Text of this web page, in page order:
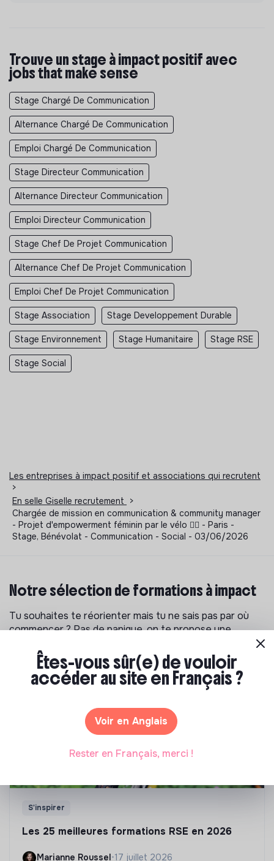
Trouve un stage à impact positif avec
jobs that make sense
Stage Chargé De Communication
Alternance Chargé De Communication
Emploi Chargé De Communication
Stage Directeur Communication
Alternance Directeur Communication
Emploi Directeur Communication
Stage Chef De Projet Communication
Alternance Chef De Projet Communication
Emploi Chef De Projet Communication
Stage Association Stage Developpement Durable
Stage Environnement Stage Humanitaire Stage RSE
Stage Social
Les entreprises à impact positif et associations qui recrutent
>
En selle Giselle recrutement
>
Chargée de mission en communication & community manager
- Projet d'empowerment féminin par le vélo 🚵‍♀️ - Paris -
Stage, Bénévolat - Communication - Social - 03/06/2026
Notre sélection de formations à impact
Tu souhaites te réorienter mais tu ne sais pas par où
commencer ? Pas de panique, on te propose une
écologique et solidaire !
S'inspirer
Les 25 meilleures formations RSE en 2026
Marianne Roussel•17 juillet 2026
Êtes-vous sûr(e) de vouloir
accéder au site en Français ?
Voir en Anglais
Rester en Français, merci !